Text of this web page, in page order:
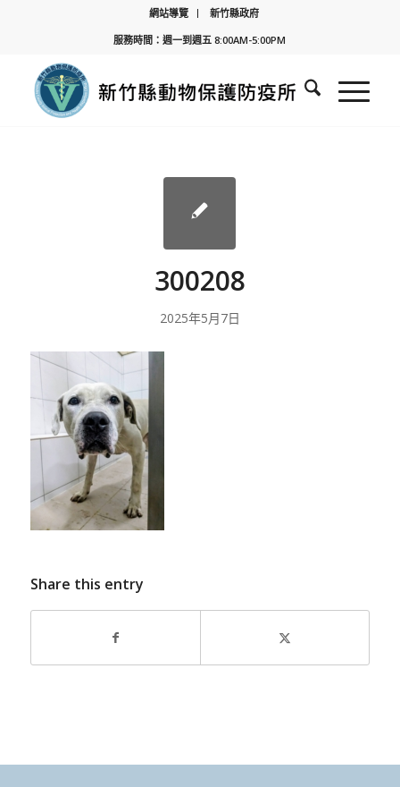
網站導覽
新竹縣政府
服務時間：週一到週五 8:00AM-5:00PM
300208
2025年5月7日
Share this entry